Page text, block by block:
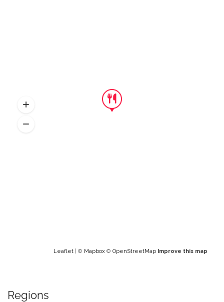
Leaflet | © Mapbox © OpenStreetMap Improve this map
Regions